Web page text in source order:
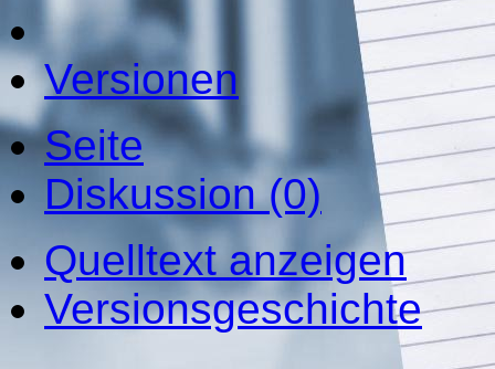
Versionen
Seite
Diskussion (0)
Quelltext anzeigen
Versionsgeschichte